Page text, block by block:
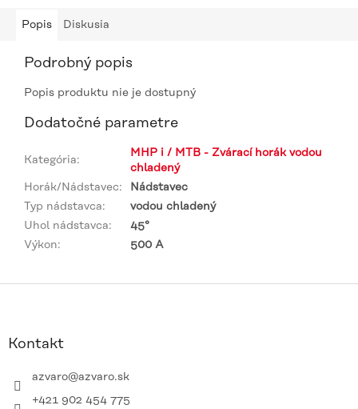
Popis Diskusia
Podrobný popis
Popis produktu nie je dostupný
Dodatočné parametre
Kategória:
MHP i / MTB - Zvárací horák vodou
chladený
Horák/Nádstavec:
Nádstavec
Typ nádstavca:
vodou chladený
Uhol nádstavca:
45°
Výkon: 500 A
Kontakt
azvaro@azvaro.sk
+421 902 454 775